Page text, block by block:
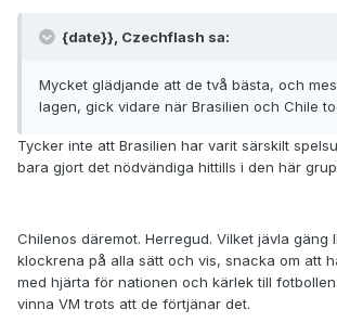
{date}}, Czechflash sa:
Mycket glädjande att de två bästa, och
lagen, gick vidare när Brasilien och Chile
Tycker inte att Brasilien har varit särskilt
bara gjort det nödvändiga hittills i den här
Chilenos däremot. Herregud. Vilket jävla gäng
klockrena på alla sätt och vis, snacka om att
med hjärta för nationen och kärlek till
vinna VM trots att de förtjänar det.